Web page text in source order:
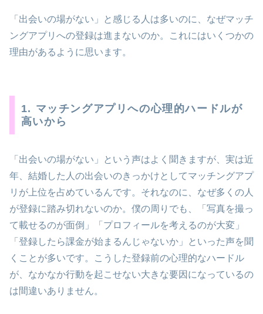
「出会いの場がない」と感じる人は多いのに、なぜマッチ
ングアプリへの登録は進まないのか。これにはいくつかの
理由があるように思います。
1. マッチングアプリへの心理的ハードルが
高いから
「出会いの場がない」という声はよく聞きますが、実は近
年、結婚した人の出会いのきっかけとしてマッチングアプ
リが上位を占めているんです。それなのに、なぜ多くの人
が登録に踏み切れないのか。僕の周りでも、「写真を撮っ
て載せるのが面倒」「プロフィールを考えるのが大変」
「登録したら課金が始まるんじゃないか」といった声を聞
くことが多いです。こうした登録前の心理的なハードル
が、なかなか行動を起こせない大きな要因になっているの
は間違いありません。